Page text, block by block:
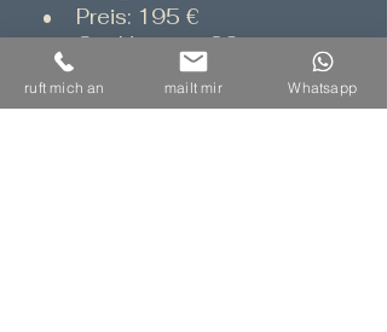
• Preis: 195 €
• Ort: Umkreis 20 km um
27432 – keine Anfahrtskosten
• Online Galerie: Nach dem
ruft mich an mailt mir Whatsapp